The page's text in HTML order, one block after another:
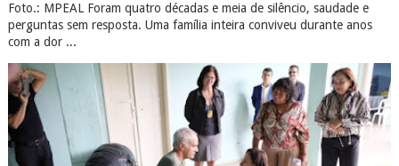
Foto.: MPEAL Foram quatro décadas e meia de silêncio, saudade e
perguntas sem resposta. Uma família inteira conviveu durante anos
com a dor ...